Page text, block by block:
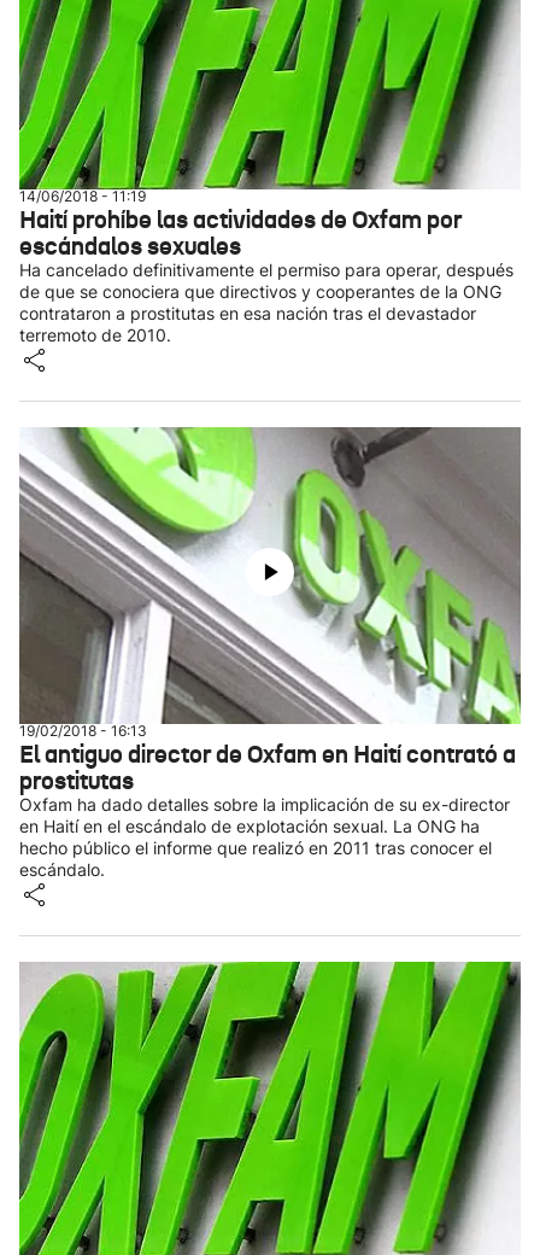
14/06/2018 - 11:19
Haití prohíbe las actividades de Oxfam por
escándalos sexuales
Ha cancelado definitivamente el permiso para operar, después
de que se conociera que directivos y cooperantes de la ONG
contrataron a prostitutas en esa nación tras el devastador
terremoto de 2010.
19/02/2018 - 16:13
El antiguo director de Oxfam en Haití contrató a
prostitutas
Oxfam ha dado detalles sobre la implicación de su ex-director
en Haití en el escándalo de explotación sexual. La ONG ha
hecho público el informe que realizó en 2011 tras conocer el
escándalo.